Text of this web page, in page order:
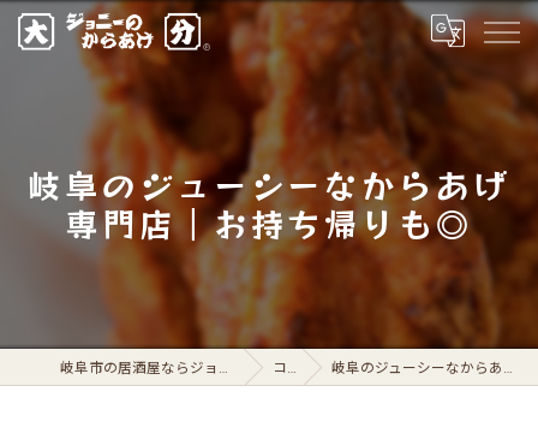
岐阜のジューシーなからあげ
専門店｜お持ち帰りも◎
岐阜市の居酒屋ならジョニーのからあげ 岐阜駅前店 コラム 岐阜のジューシーなからあげ専門店｜お持ち帰りも◎